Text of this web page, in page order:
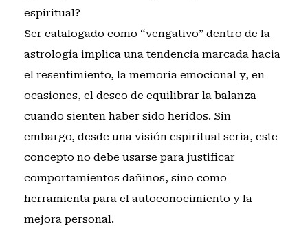
espiritual?
Ser catalogado como “vengativo” dentro de la
astrología implica una tendencia marcada hacia
el resentimiento, la memoria emocional y, en
ocasiones, el deseo de equilibrar la balanza
cuando sienten haber sido heridos. Sin
embargo, desde una visión espiritual seria, este
concepto no debe usarse para justificar
comportamientos dañinos, sino como
herramienta para el autoconocimiento y la
mejora personal.